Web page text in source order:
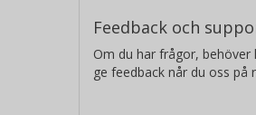
Feedback och
Om du har frågor, behöver
ge feedback når du oss på